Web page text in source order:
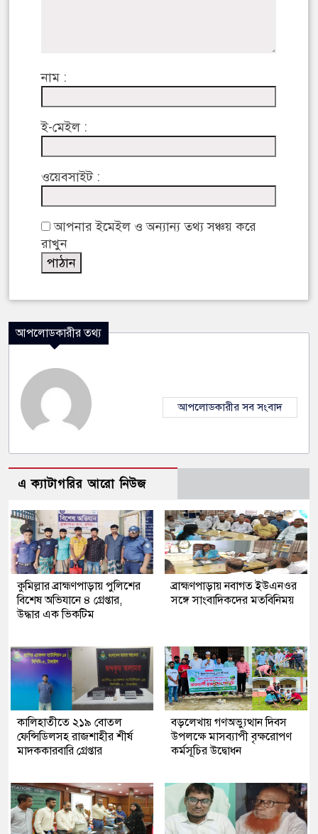
নাম :
ই-মেইল :
ওয়েবসাইট :
আপনার ইমেইল ও অন্যান্য তথ্য সঞ্চয় করে
রাখুন
আপলোডকারীর তথ্য
আপলোডকারীর সব সংবাদ
এ ক্যাটাগরির আরো নিউজ
কুমিল্লার ব্রাহ্মণপাড়ায় পুলিশের
বিশেষ অভিযানে ৪ গ্রেপ্তার,
উদ্ধার এক ভিকটিম
ব্রাহ্মণপাড়ায় নবাগত ইউএনওর
সঙ্গে সাংবাদিকদের মতবিনিময়
কালিহাতীতে ২১৯ বোতল
ফেন্সিডিলসহ রাজশাহীর শীর্ষ
মাদককারবারি গ্রেপ্তার
বড়লেখায় গণঅভ্যুত্থান দিবস
উপলক্ষে মাসব্যাপী বৃক্ষরোপণ
কর্মসূচির উদ্বোধন